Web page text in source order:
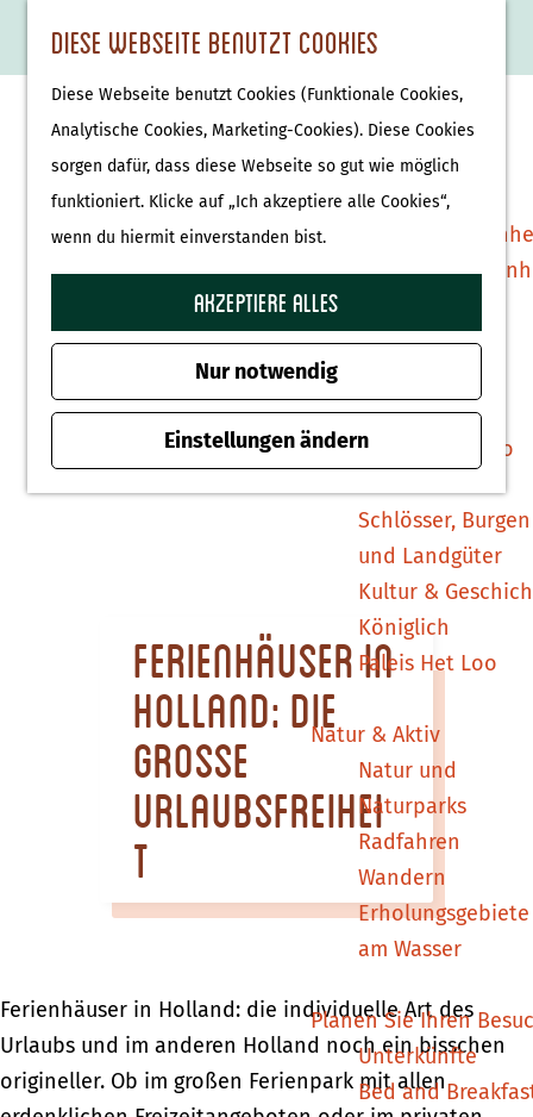
Diese Webseite benutzt Cookies
Diese Webseite benutzt Cookies (Funktionale Cookies,
Analytische Cookies, Marketing-Cookies). Diese Cookies
sorgen dafür, dass diese Webseite so gut wie möglich
funktioniert. Klicke auf „Ich akzeptiere alle Cookies“,
wenn du hiermit einverstanden bist.
Akzeptiere alles
Nur notwendig
Einstellungen ändern
G
F
v
o
r
i
t
K
r
t
e
S
c
h
e
n
e
n
ü
Attraktionen &
Museen
Museen
Tierparks
Affenpark
Burgers' Zoo
Harderwijk
Wellness
Therme Bussloo
Schlösser, Burgen
und Landgüter
Kultur &
Königlich
Paleis Het Loo
Natur & Aktiv
Natur und
Naturparks
Radfahren
Wandern
Erholungsgebiete
am Wasser
Planen Sie Ihren
Unterkünfte
Bed and
c
Ferienhäuser in
Holland: Die
grosse
Urlaubsfreihei
t
Ferienhäuser in Holland: die individuelle Art des
Urlaubs und im anderen Holland noch ein bisschen
origineller. Ob im großen Ferienpark mit allen